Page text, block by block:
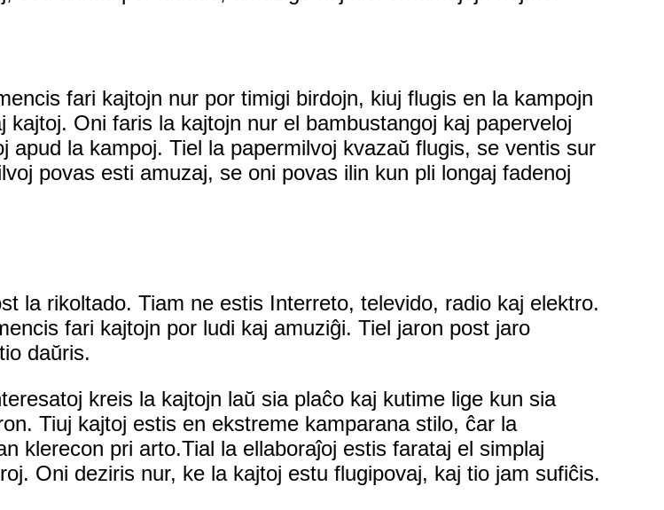
fari kajtojn nur por timigi birdojn, kiuj flugis en la kampojn
Oni faris la kajtojn nur el bambustangoj kaj paperveloj
la kampoj. Tiel la papermilvoj kvazaŭ flugis, se ventis sur
povas esti amuzaj, se oni povas ilin kun pli longaj fadenoj
la rikoltado. Tiam ne estis Interreto, televido, radio kaj elektro.
fari kajtojn por ludi kaj amuziĝi. Tiel jaron post jaro
daŭris.
kreis la kajtojn laŭ sia plaĉo kaj kutime lige kun sia
Tiuj kajtoj estis en ekstreme kamparana stilo, ĉar la
klerecon pri arto.Tial la ellaboraĵoj estis farataj el simplaj
Oni deziris nur, ke la kajtoj estu flugipovaj, kaj tio jam sufiĉis.